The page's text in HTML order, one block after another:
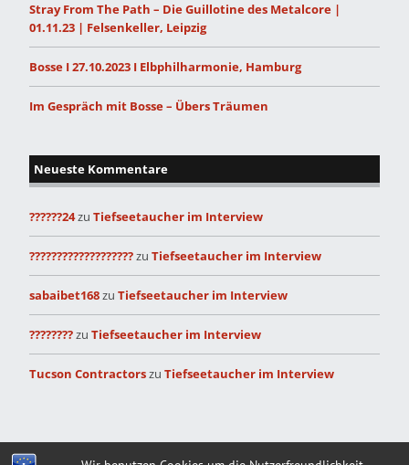
Stray From The Path – Die Guillotine des Metalcore |
01.11.23 | Felsenkeller, Leipzig
Bosse I 27.10.2023 I Elbphilharmonie, Hamburg
Im Gespräch mit Bosse – Übers Träumen
Neueste Kommentare
??????24zu Tiefseetaucher im Interview
???????????????????zu Tiefseetaucher im Interview
sabaibet168zu Tiefseetaucher im Interview
????????zu Tiefseetaucher im Interview
Tucson Contractorszu Tiefseetaucher im Interview